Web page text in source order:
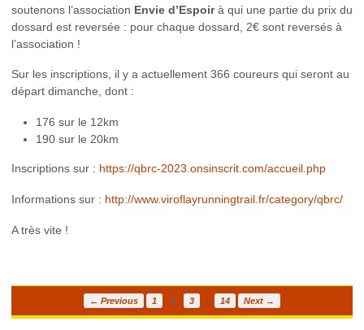
soutenons l’association Envie d’Espoirà qui une partie du prix du
dossard est reversée : pour chaque dossard, 2€ sont reversés à
l’association !
Sur les inscriptions, il y a actuellement 366 coureurs qui seront au
départ dimanche, dont :
176 sur le 12km
190 sur le 20km
Inscriptions sur : https://qbrc-2023.onsinscrit.com/accueil.php
Informations sur : http://www.viroflayrunningtrail.fr/category/qbrc/
A très vite !
← Previous 1 2 3 … 14 Next →